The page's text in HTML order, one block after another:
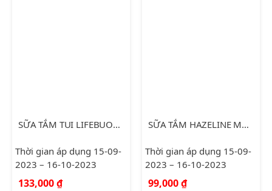
SỮA TẮM TUI LIFEBUOY CHĂM SÓC DA 850G
Thời gian áp dụng 15-09-
2023 – 16-10-2023
133,000₫
SỮA TẮM HAZELINE MATCHA LỰU ĐỎ 1.2KG
Thời gian áp dụng 15-09-
2023 – 16-10-2023
99,000₫